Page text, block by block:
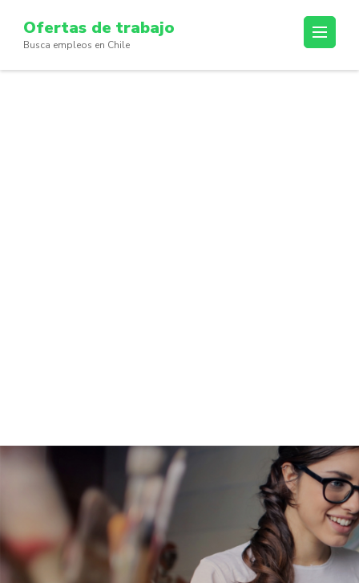
content
(Press
Ofertas de trabajo
Busca empleos en Chile